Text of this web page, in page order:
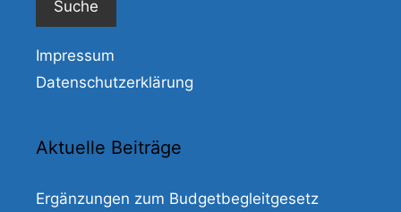
Impressum
Datenschutzerklärung
Aktuelle Beiträge
Ergänzungen zum Budgetbegleitgesetz